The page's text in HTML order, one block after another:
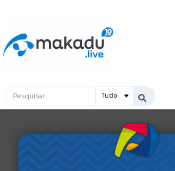
conteúdo
Pesquisar
...